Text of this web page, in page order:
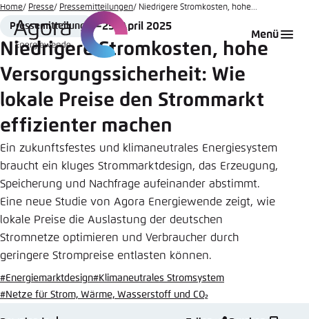
Zum
Hauptinhalt
gehen
Menü
Home Presse Pressemitteilungen Niedrigere Stromkosten, hohe...
Format
Pressemitteilung
Date
25. April 2025
Niedrigere Stromkosten, hohe
Versorgungssicherheit: Wie
lokale Preise den Strommarkt
effizienter machen
Ein zukunftsfestes und klimaneutrales Energiesystem
braucht ein kluges Strommarktdesign, das Erzeugung,
Speicherung und Nachfrage aufeinander abstimmt.
Eine neue Studie von Agora Energiewende zeigt, wie
lokale Preise die Auslastung der deutschen
Stromnetze optimieren und Verbraucher durch
geringere Strompreise entlasten können.
#Energiemarktdesign#Klimaneutrales Stromsystem
#Netze für Strom, Wärme, Wasserstoff und CO₂
Login
Melden Sie sich an um ..., ... und ... zu verwalten.
Benutzername*
Passwort vergessen?
Sprache auswählen
Englisch
Deutsch
Agora Think Tanks
Erscheinungsbild der Webseite
Diese Webseite passt ihr Farbschema basierend
auf Ihren Einstellungen an. Wählen Sie aus,
verwenden möchten.
Hell
Dunkel